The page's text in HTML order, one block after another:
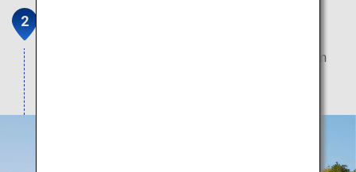
Spektakulärer Goldtempel, der direkt neben einem